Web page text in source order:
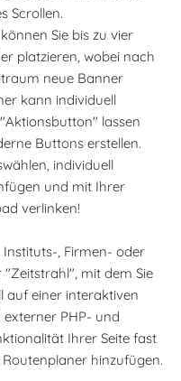
Scrollen.
Sie bis zu vier
platzieren, wobei nach
neue Banner
kann individuell
lassen
Buttons erstellen.
individuell
und mit Ihrer
verlinken!
, Firmen- oder
mit dem Sie
auf einer interaktiven
PHP- und
Ihrer Seite fast
hinzufügen.